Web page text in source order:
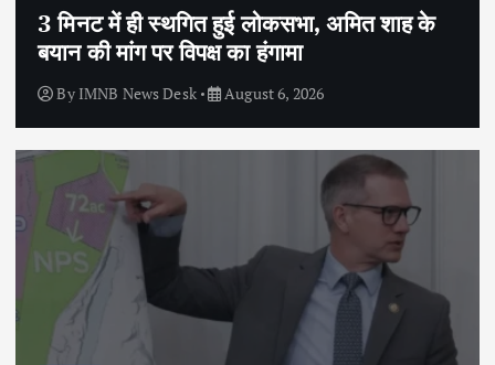
3 मिनट में ही स्थगित हुई लोकसभा, अमित शाह के
बयान की मांग पर विपक्ष का हंगामा
By IMNB News Desk August 6, 2026